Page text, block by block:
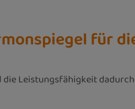
für
Leistungsfähigkeit